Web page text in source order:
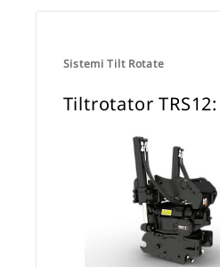
Sistemi Tilt Rotate
Tiltrotator